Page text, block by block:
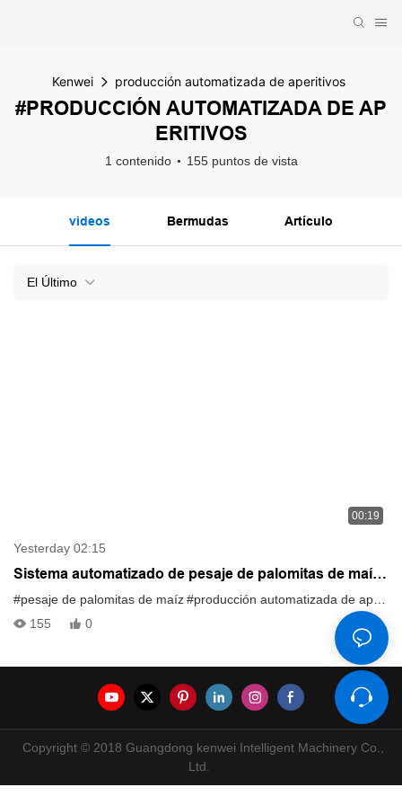
Kenwei producción automatizada de aperitivos
#PRODUCCIÓN AUTOMATIZADA DE AP
ERITIVOS
1 contenido 155 puntos de vista
videos Bermudas Artículo
El Último
00:19
Yesterday 02:15
Sistema automatizado de pesaje de palomitas de maíz
con pesadora multicabezal para una producción
eficiente de snacks. Descripción:
#pesaje de palomitas de maíz#producción automatizada de aperitivos
155
0
Copyright © 2018 Guangdong kenwei Intelligent Machinery Co.,
Ltd.